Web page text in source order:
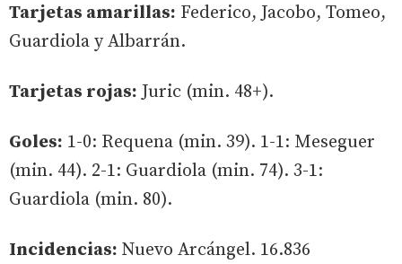
Tarjetas amarillas: Federico, Jacobo, Tomeo,
Guardiola y Albarrán.
Tarjetas rojas: Juric (min. 48+).
Goles: 1-0: Requena (min. 39). 1-1: Meseguer
(min. 44). 2-1: Guardiola (min. 74). 3-1:
Guardiola (min. 80).
Incidencias: Nuevo Arcángel. 16.836